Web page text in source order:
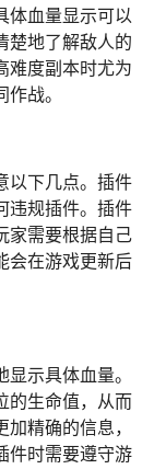
体血量显示可以
楚地了解敌人的
难度副本时尤为
战。
以下几点。插件
违规插件。插件
家需要根据自己
会在游戏更新后
示具体血量。
的生命值，从而
精确的信息，
件时需要遵守游